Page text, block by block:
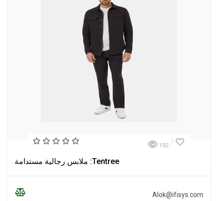
192
Tentree: ملابس رجالية مستدامة
Alok@ifisys.com